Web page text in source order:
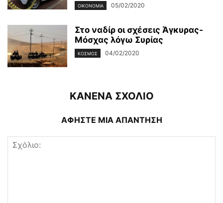
ΟΙΚΟΝΟΜΊΑ 05/02/2020
Στο ναδίρ οι σχέσεις Άγκυρας-
Μόσχας λόγω Συρίας
ΚΌΣΜΟΣ 04/02/2020
ΚΑΝΕΝΑ ΣΧΟΛΙΟ
ΑΦΗΣΤΕ ΜΙΑ ΑΠΑΝΤΗΣΗ